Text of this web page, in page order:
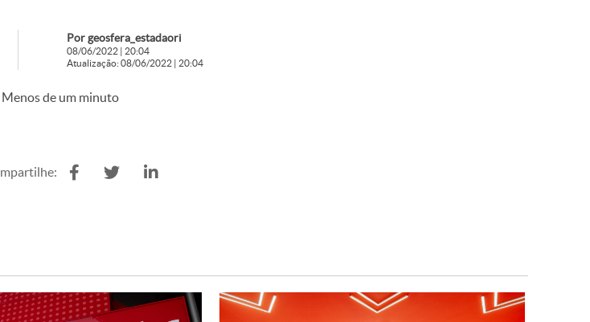
Por geosfera_estadaori
08/06/2022 | 20:04
Atualização: 08/06/2022 | 20:04
Menos de um minuto